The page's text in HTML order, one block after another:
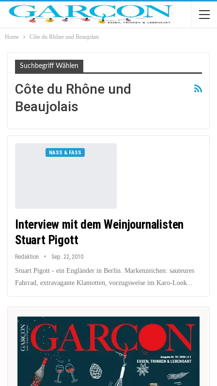
Home Côte du Rhône und Beaujolais
Suchbegriff Wählen
Côte du Rhône und
Beaujolais
NASS & FASS
Interview mit dem Weinjournalisten
Stuart Pigott
Redaktion Sep. 22, 2010
Stuart Pigott - ein Engländer in Berlin. Markenzeichen: sauteures
Fahrrad, extravagante Klamotten, vorzugsweise im Karo-Look...